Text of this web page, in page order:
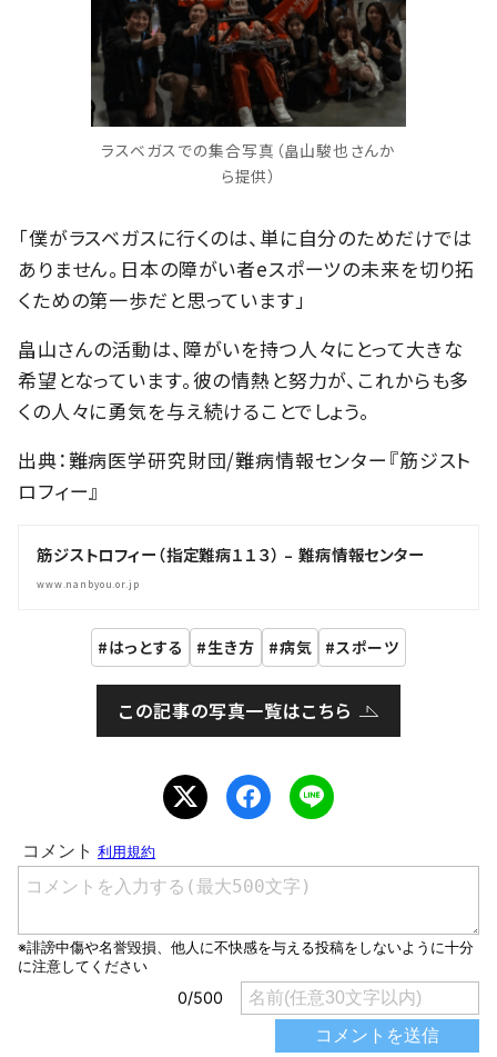
ラスベガスでの集合写真（畠山駿也さんか
ら提供）
「僕がラスベガスに行くのは、単に自分のためだけでは
ありません。日本の障がい者eスポーツの未来を切り拓
くための第一歩だと思っています」
畠山さんの活動は、障がいを持つ人々にとって大きな
希望となっています。彼の情熱と努力が、これからも多
くの人々に勇気を与え続けることでしょう。
出典：難病医学研究財団/難病情報センター『筋ジスト
ロフィー』
筋ジストロフィー（指定難病１１３） – 難病情報センター
www.nanbyou.or.jp
はっとする 生き方 病気 スポーツ
この記事の写真一覧はこちら